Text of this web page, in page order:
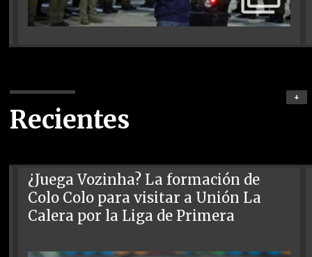
Recientes
+
¿Juega Vozinha? La formación de
Colo Colo para visitar a Unión La
Calera por la Liga de Primera